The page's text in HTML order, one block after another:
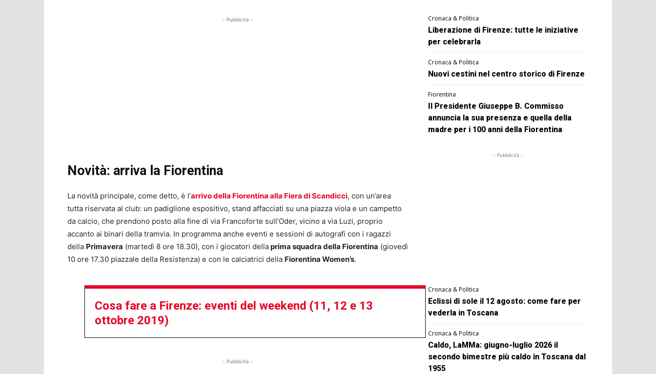
- Pubblicità -
Novità: arriva la Fiorentina
La novità principale, come detto, è l’arrivo della Fiorentina alla Fiera di Scandicci, con un’area
tutta riservata al club: un padiglione espositivo, stand affacciati su una piazza viola e un campetto
da calcio, che prendono posto alla fine di via Francoforte sull’Oder, vicino a via Luzi, proprio
accanto ai binari della tramvia. In programma anche eventi e sessioni di autografi con i ragazzi
della Primavera (martedì 8 ore 18.30), con i giocatori dellaprima squadra della Fiorentina (giovedì
10 ore 17.30 piazzale della Resistenza) e con le calciatrici della Fiorentina Women’s.
Cosa fare a Firenze: eventi del weekend (11, 12 e 13
ottobre 2019)
- Pubblicità -
Cronaca & Politica
Liberazione di Firenze: tutte le iniziative
per celebrarla
Cronaca & Politica
Nuovi cestini nel centro storico di Firenze
Fiorentina
Il Presidente Giuseppe B. Commisso
annuncia la sua presenza e quella della
madre per i 100 anni della Fiorentina
- Pubblicità -
Cronaca & Politica
Eclissi di sole il 12 agosto: come fare per
vederla in Toscana
Cronaca & Politica
Caldo, LaMMa: giugno-luglio 2026 il
secondo bimestre più caldo in Toscana dal
1955